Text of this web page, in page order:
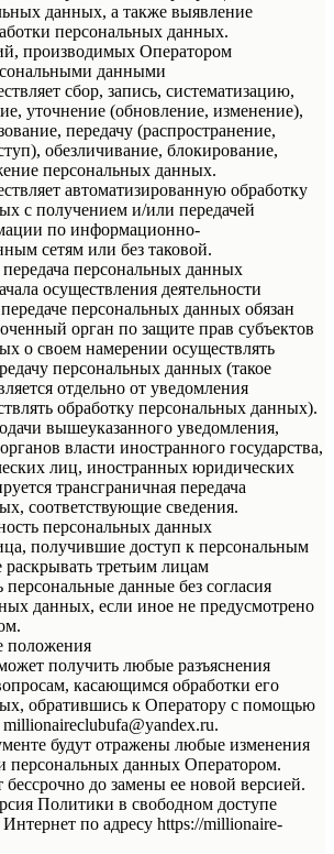
данных, а также выявление
персональных данных.
производимых Оператором
данными
сбор, запись, систематизацию,
уточнение (обновление, изменение),
передачу (распространение,
обезличивание, блокирование,
персональных данных.
автоматизированную обработку
с получением и/или передачей
по информационно-
сетям или без таковой.
персональных данных
осуществления деятельности
персональных данных обязан
орган по защите прав субъектов
о своем намерении осуществлять
персональных данных (такое
отдельно от уведомления
обработку персональных данных).
вышеуказанного уведомления,
власти иностранного государства,
лиц, иностранных юридических
трансграничная передача
соответствующие сведения.
персональных данных
получившие доступ к персональным
третьим лицам
персональные данные без согласия
данных, если иное не предусмотрено
положения
получить любые разъяснения
касающимся обработки его
обратившись к Оператору с помощью
будут отражены любые изменения
персональных данных Оператором.
бессрочно до замены ее новой версией.
Политики в свободном доступе
по адресу https://millionaire-